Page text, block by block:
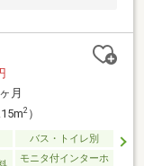
月
2）
バス・トイレ別
モニタ付インターホ